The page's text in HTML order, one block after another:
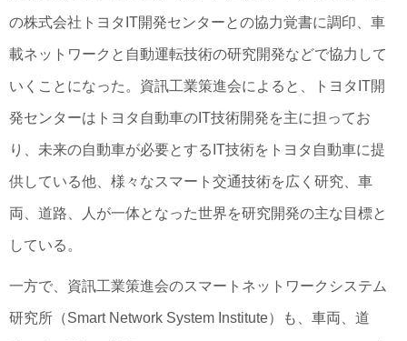
の株式会社トヨタIT開発センターとの協力覚書に調印、車
載ネットワークと自動運転技術の研究開発などで協力して
いくことになった。資訊工業策進会によると、トヨタIT開
発センターはトヨタ自動車のIT技術開発を主に担ってお
り、未来の自動車が必要とするIT技術をトヨタ自動車に提
供している他、様々なスマート交通技術を広く研究、車
両、道路、人が一体となった世界を研究開発の主な目標と
している。
一方で、資訊工業策進会のスマートネットワークシステム
研究所（Smart Network System Institute）も、車両、道